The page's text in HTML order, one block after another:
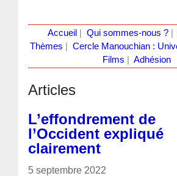
Accueil Qui sommes-nous ?|
Thèmes
Cercle Manouchian :
Films
Adhésion
Articles
L’effondrement de
l’Occident expliqué
clairement
5 septembre 2022